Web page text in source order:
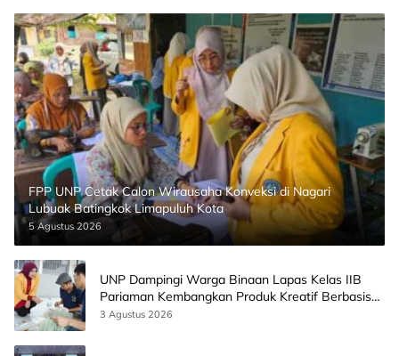
FPP UNP Cetak Calon Wirausaha Konveksi di Nagari
Lubuak Batingkok Limapuluh Kota
5 Agustus 2026
UNP Dampingi Warga Binaan Lapas Kelas IIB
Pariaman Kembangkan Produk Kreatif Berbasis
AI
3 Agustus 2026